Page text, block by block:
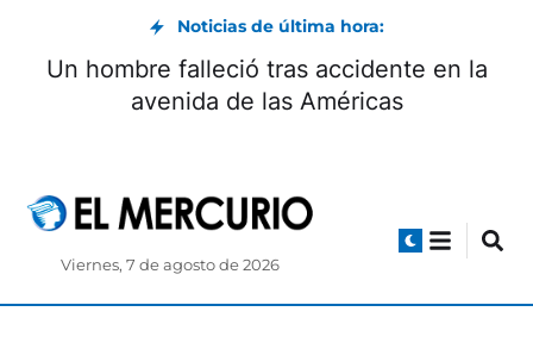
Noticias de última hora:
Un hombre falleció tras accidente en la
avenida de las Américas
Viernes, 7 de agosto de 2026